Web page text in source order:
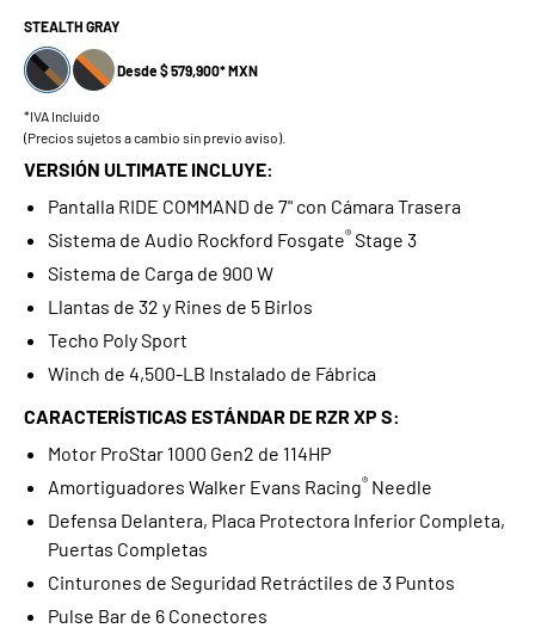
STEALTH GRAY
Desde $ 579,900* MXN
*IVA Incluido
(Precios sujetos a cambio sin previo aviso).
VERSIÓN ULTIMATE INCLUYE:
Pantalla RIDE COMMAND de 7" con Cámara Trasera
Sistema de Audio Rockford Fosgate® Stage 3
Sistema de Carga de 900 W
Llantas de 32 y Rines de 5 Birlos
Techo Poly Sport
Winch de 4,500-LB Instalado de Fábrica
CARACTERÍSTICAS ESTÁNDAR DE RZR XP S:
Motor ProStar 1000 Gen2 de 114HP
Amortiguadores Walker Evans Racing® Needle
Defensa Delantera, Placa Protectora Inferior Completa,
Puertas Completas
Cinturones de Seguridad Retráctiles de 3 Puntos
Pulse Bar de 6 Conectores